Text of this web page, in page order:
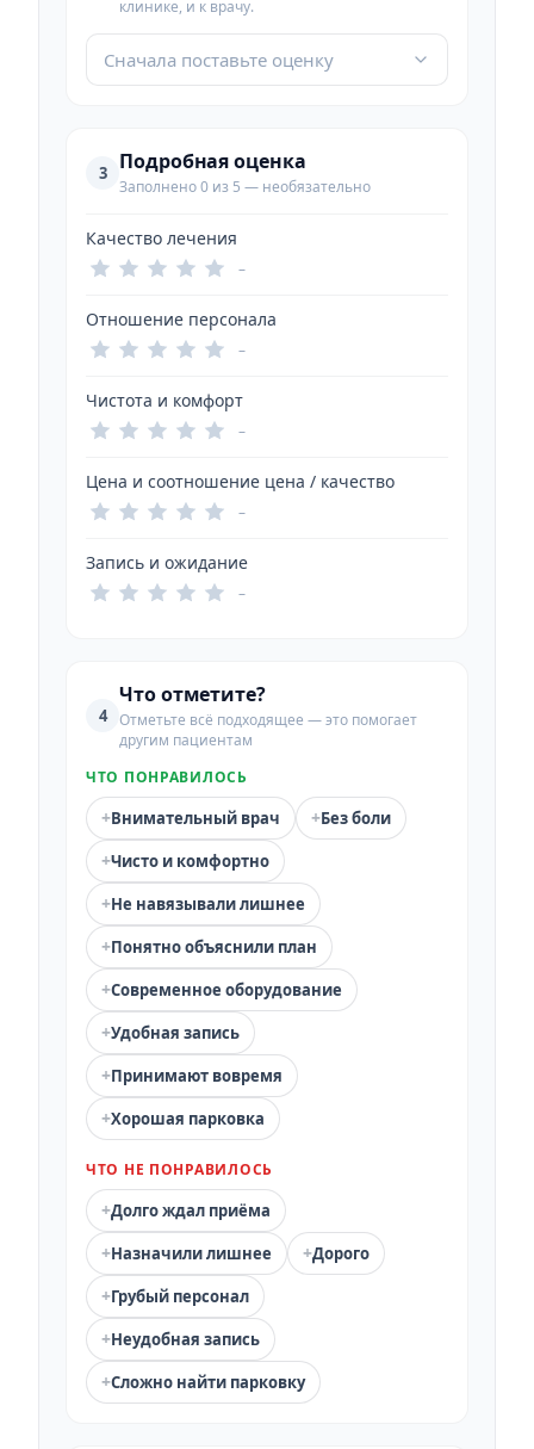
клинике, и к врачу.
Сначала поставьте оценку
3 Подробная оценка
Заполнено 0 из 5 — необязательно
Качество лечения
–
Отношение персонала
–
Чистота и комфорт
–
Цена и соотношение цена / качество
–
Запись и ожидание
–
4
Что отметите?
Отметьте всё подходящее — это помогает
другим пациентам
ЧТО ПОНРАВИЛОСЬ
+Внимательный врач +Без боли
+Чисто и комфортно
+Не навязывали лишнее
+Понятно объяснили план
+Современное оборудование
+Удобная запись
+Принимают вовремя
+Хорошая парковка
ЧТО НЕ ПОНРАВИЛОСЬ
+Долго ждал приёма
+Назначили лишнее +Дорого
+Грубый персонал
+Неудобная запись
+Сложно найти парковку